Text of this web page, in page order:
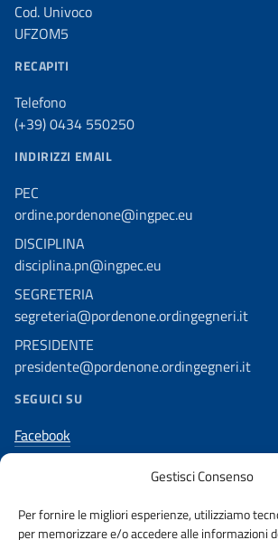
Gestisci Consenso
Per fornire le migliori esperienze, utilizziamo
per memorizzare e/o accedere alle informazioni
Cod. Univoco
UFZOM5
RECAPITI
Telefono
(+39) 0434 550250
INDIRIZZI EMAIL
PEC
ordine.pordenone@ingpec.eu
DISCIPLINA
disciplina.pn@ingpec.eu
SEGRETERIA
segreteria@pordenone.ordingegneri.it
PRESIDENTE
presidente@pordenone.ordingegneri.it
SEGUICI SU
Facebook
Instagram